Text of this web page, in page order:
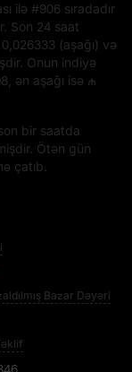
ilə #906 sıradadır
Son 24 saat
(aşağı) və
Onun indiyə
, ən aşağı isə ₼
bir saatda
Ötən gün
çatıb.
Bazar Dəyəri